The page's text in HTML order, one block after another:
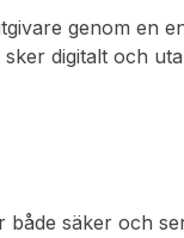
genom en
digitalt och
säker och